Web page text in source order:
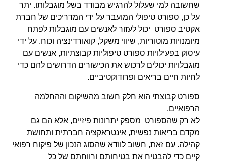
שחשובה למי שעלול להרגיש מבודד בשל מוגבלותו. יתר
על כן, ספורט טיפולי המועבר על ידי המדריכים של חברת
אקטיב ספורט יכול לעזור לאנשים עם מוגבלות לפתח
מיומנויות מוטוריות, שיווי משקל, קואורדינציה וכוח. על ידי
עיסוק בפעילויות ספורט טיפוליות קבוצתיות, אנשים עם
מוגבלויות יכולים לרכוש את הכישורים הדרושים להם כדי
לחיות חיים בריאים ופרודוקטיביים.
ספורט קבוצתי הוא חלק חשוב מהשיקום וההחלמה
הרפואיים.
לא רק שהספורט מספק יתרונות פיזיים, אלא הם גם
מקדם בריאות נפשית, אינטראקציה חברתית ותחושת
קהילה. עם זאת, חשוב לוודא שהסוג הנכון של פיקוח רפואי
קיים כדי להבטיח את בטיחותם ורווחתם של כל